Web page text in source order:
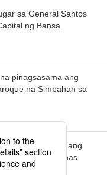
sa General Santos
ng Bansa
pinagsasama ang
na Simbahan sa
Ipinapakilala ang
Smiles” sa Pilipinas